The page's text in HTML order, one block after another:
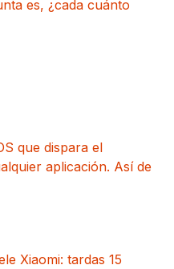
es, ¿cada cuánto
que dispara el
aplicación. Así de
Xiaomi: tardas 15